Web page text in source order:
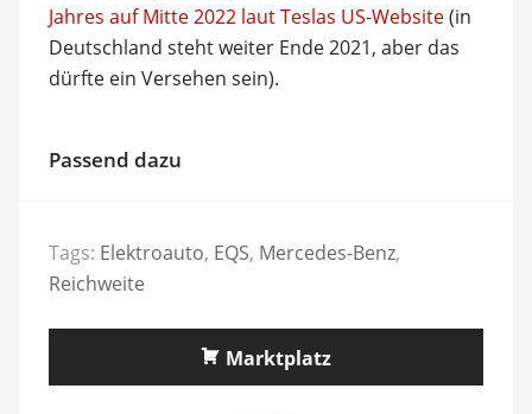
Jahres auf Mitte 2022 laut Teslas US-Website(in
Deutschland steht weiter Ende 2021, aber das
dürfte ein Versehen sein).
Passend dazu
Tags: Elektroauto, EQS, Mercedes-Benz,
Reichweite
Marktplatz